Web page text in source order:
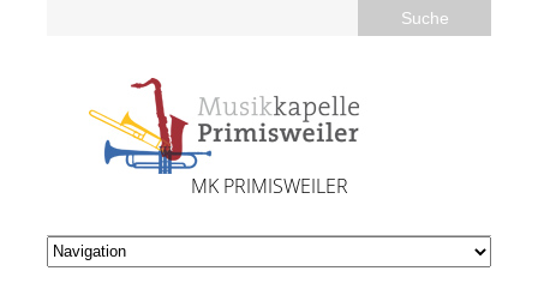
MK PRIMISWEILER